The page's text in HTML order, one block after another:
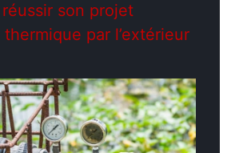
son projet
thermique par l’extérieur